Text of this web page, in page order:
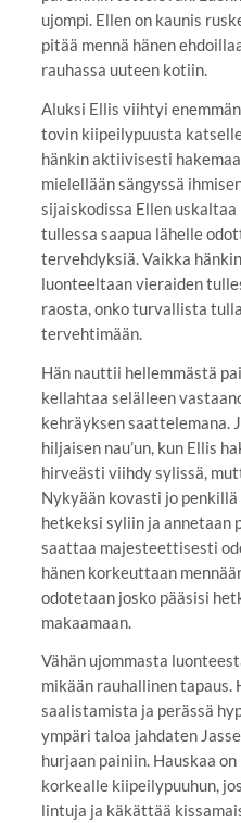
ujompi. Ellen on kaunis
pitää mennä hänen
rauhassa uuteen kotiin.
Aluksi Ellis viihtyi
tovin kiipeilypuusta
hänkin aktiivisesti
mielellään sängyssä
sijaiskodissa Ellen
tullessa saapua lähelle
tervehdyksiä. Vaikka
luonteeltaan vieraiden
raosta, onko turvallista
tervehtimään.
Hän nauttii hellemmästä
kellahtaa selälleen
kehräyksen saattelemana.
hiljaisen nau’un, kun Ellis
hirveästi viihdy sylissä,
Nykyään kovasti jo
hetkeksi syliin ja annetaan
saattaa majesteettisesti
hänen korkeuttaan
odotetaan josko pääsisi
makaamaan.
Vähän ujommasta
mikään rauhallinen tapaus.
saalistamista ja perässä
ympäri taloa jahdaten
hurjaan painiin. Hauskaa
korkealle kiipeilypuuhun,
lintuja ja käkättää